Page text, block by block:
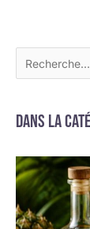
Dans la